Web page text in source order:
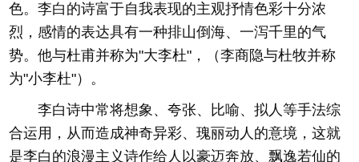
色。李白的诗富于自我表现的主观抒情色彩十分浓
烈，感情的表达具有一种排山倒海、一泻千里的气
势。他与杜甫并称为"大李杜"，（李商隐与杜牧并称
为"小李杜"）。
李白诗中常将想象、夸张、比喻、拟人等手法综
合运用，从而造成神奇异彩、瑰丽动人的意境，这就
是李白的浪漫主义诗作给人以豪迈奔放、飘逸若仙的